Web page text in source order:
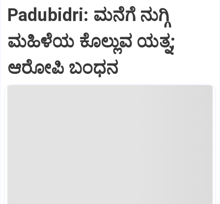
Padubidri: ಮನೆಗೆ ನುಗ್ಗಿ
ಮಹಿಳೆಯ ಕೊಲ್ಲುವ ಯತ್ನ;
ಆರೋಪಿ ಬಂಧನ